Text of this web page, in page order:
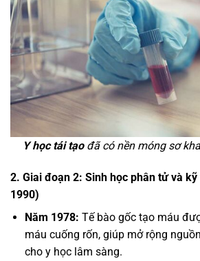
Y học tái tạođã có nền móng sơ
2. Giai đoạn 2: Sinh học phân tử và
1990)
Năm 1978: Tế bào gốc tạo máu
máu cuống rốn, giúp mở rộng
cho y học lâm sàng.